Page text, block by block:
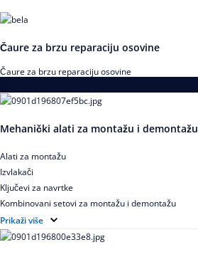
Čaure za brzu reparaciju osovine
Čaure za brzu reparaciju osovine
Mehanički alati za montažu i demontažu
Alati za montažu
Izvlakači
Ključevi za navrtke
Kombinovani setovi za montažu i demontažu
Pribor za izvlačenje ležajeva
Prikaži više